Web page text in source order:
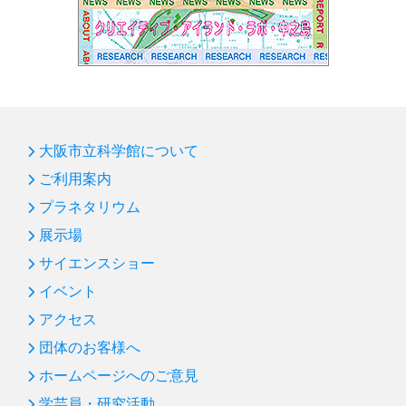
大阪市立科学館について
ご利用案内
プラネタリウム
展示場
サイエンスショー
イベント
アクセス
団体のお客様へ
ホームページへのご意見